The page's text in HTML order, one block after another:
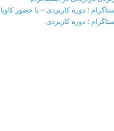
؛ دوره کاربردی – با حضور
؛ دوره کاربردی